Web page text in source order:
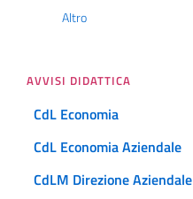
Altro
AVVISI DIDATTICA
CdL Economia
CdL Economia Aziendale
CdLM Direzione Aziendale